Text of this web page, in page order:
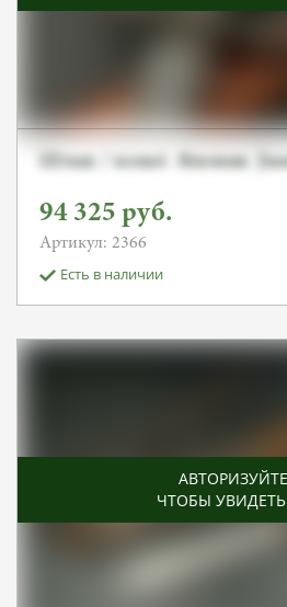
Штык / копьё. Япония.
94 325 руб.
Артикул: 2366
Есть в наличии
ЧТОБЫ